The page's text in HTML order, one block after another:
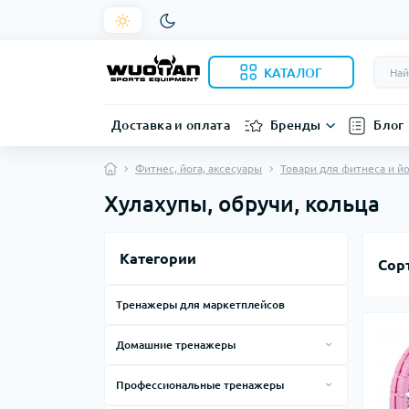
КАТАЛОГ
Доставка и оплата Бренды Блог
Фитнес, йога, аксесуары Товари для фитнеса и
Хулахупы, обручи, кольца
Категории
Тренажеры для маркетплейсов
Домашние тренажеры
Тренажеры, лавки, стойки
Профессиональные тренажеры